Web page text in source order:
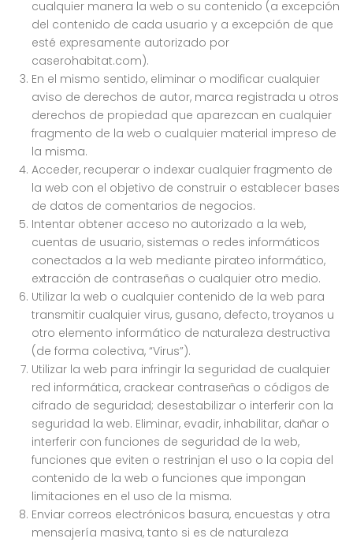
cualquier manera la web o su contenido (a excepción
del contenido de cada usuario y a excepción de que
esté expresamente autorizado por
caserohabitat.com).
En el mismo sentido, eliminar o modificar cualquier
aviso de derechos de autor, marca registrada u otros
derechos de propiedad que aparezcan en cualquier
fragmento de la web o cualquier material impreso de
la misma.
Acceder, recuperar o indexar cualquier fragmento de
la web con el objetivo de construir o establecer bases
de datos de comentarios de negocios.
Intentar obtener acceso no autorizado a la web,
cuentas de usuario, sistemas o redes informáticos
conectados a la web mediante pirateo informático,
extracción de contraseñas o cualquier otro medio.
Utilizar la web o cualquier contenido de la web para
transmitir cualquier virus, gusano, defecto, troyanos u
otro elemento informático de naturaleza destructiva
(de forma colectiva, “Virus”).
Utilizar la web para infringir la seguridad de cualquier
red informática, crackear contraseñas o códigos de
cifrado de seguridad; desestabilizar o interferir con la
seguridad la web. Eliminar, evadir, inhabilitar, dañar o
interferir con funciones de seguridad de la web,
funciones que eviten o restrinjan el uso o la copia del
contenido de la web o funciones que impongan
limitaciones en el uso de la misma.
Enviar correos electrónicos basura, encuestas y otra
mensajería masiva, tanto si es de naturaleza